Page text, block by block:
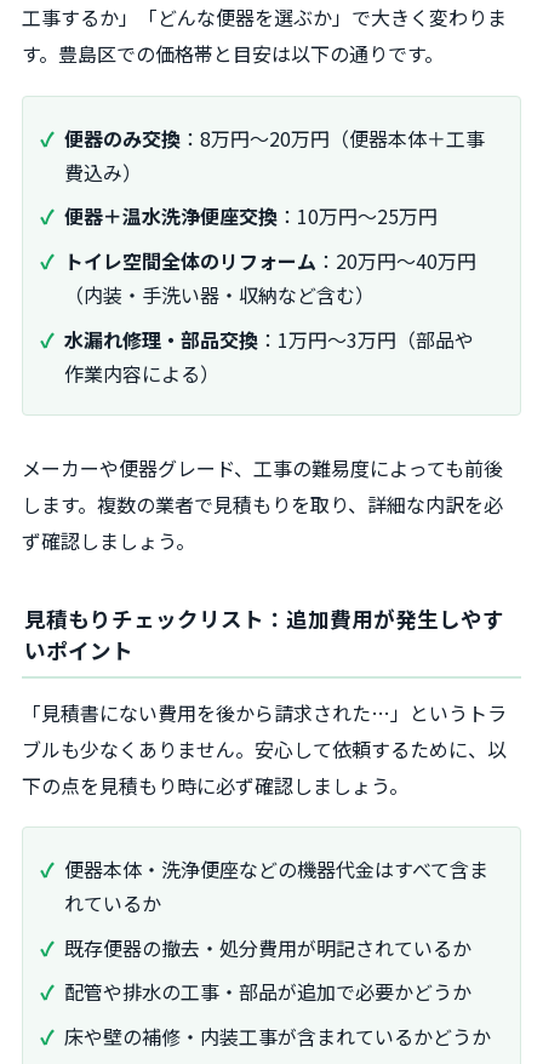
工事するか」「どんな便器を選ぶか」で大きく変わりま
す。豊島区での価格帯と目安は以下の通りです。
便器のみ交換 ：8万円～20万円（便器本体＋工事
費込み）
便器＋温水洗浄便座交換 ：10万円～25万円
トイレ空間全体のリフォーム ：20万円～40万円
（内装・手洗い器・収納など含む）
水漏れ修理・部品交換 ：1万円～3万円（部品や
作業内容による）
メーカーや便器グレード、工事の難易度によっても前後
します。複数の業者で見積もりを取り、詳細な内訳を必
ず確認しましょう。
見積もりチェックリスト：追加費用が発生しやす
いポイント
「見積書にない費用を後から請求された…」というトラ
ブルも少なくありません。安心して依頼するために、以
下の点を見積もり時に必ず確認しましょう。
便器本体・洗浄便座などの機器代金はすべて含ま
れているか
既存便器の撤去・処分費用が明記されているか
配管や排水の工事・部品が追加で必要かどうか
床や壁の補修・内装工事が含まれているかどうか